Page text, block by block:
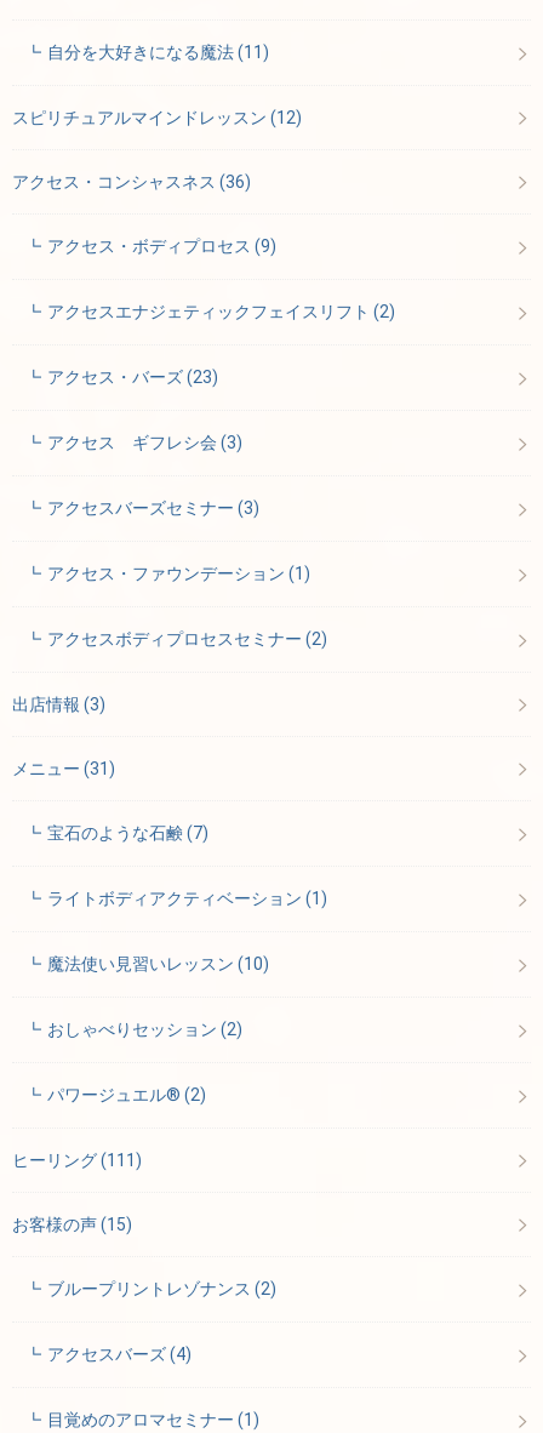
自分を大好きになる魔法(11)
スピリチュアルマインドレッスン (12)
アクセス・コンシャスネス (36)
アクセス・ボディプロセス(9)
アクセスエナジェティックフェイスリフト(2)
アクセス・バーズ(23)
アクセス ギフレシ会(3)
アクセスバーズセミナー(3)
アクセス・ファウンデーション(1)
アクセスボディプロセスセミナー(2)
出店情報 (3)
メニュー (31)
宝石のような石鹸(7)
ライトボディアクティベーション(1)
魔法使い見習いレッスン(10)
おしゃべりセッション(2)
パワージュエル®(2)
ヒーリング(111)
お客様の声(15)
ブループリントレゾナンス(2)
アクセスバーズ(4)
目覚めのアロマセミナー(1)